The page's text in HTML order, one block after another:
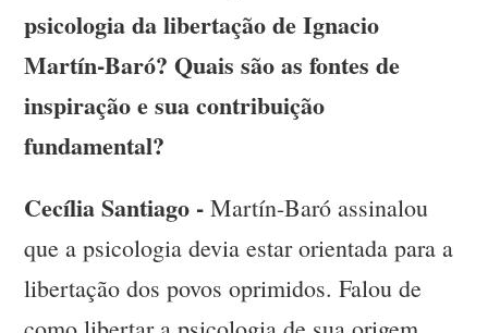
psicologia da libertação de Ignacio
Martín-Baró? Quais são as fontes de
inspiração e sua contribuição
fundamental?
Cecília Santiago - Martín-Baró assinalou
que a psicologia devia estar orientada para a
libertação dos povos oprimidos. Falou de